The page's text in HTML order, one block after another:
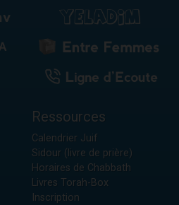
Ressources
Calendrier Juif
Sidour (livre de prière)
Horaires de Chabbath
Livres Torah-Box
Inscription